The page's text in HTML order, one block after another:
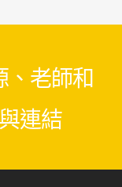
、老師和
連結